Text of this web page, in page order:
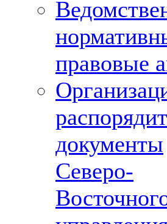
правовые
документы
Северо-